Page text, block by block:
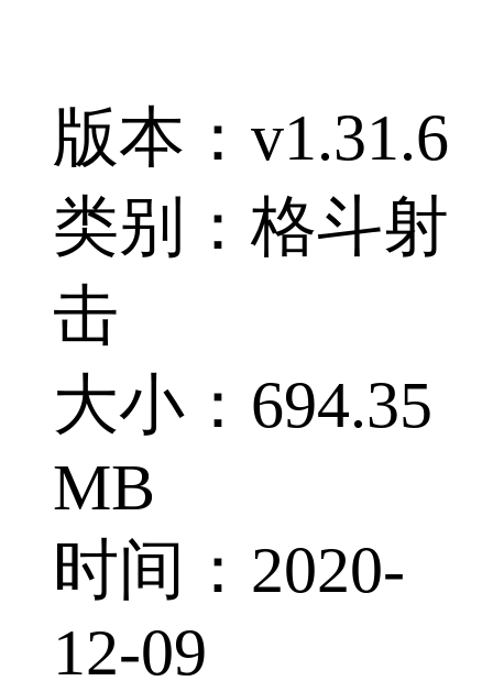
版本：v1.31.6
类别：格斗射
击
大小：694.35
MB
时间：2020-
12-09